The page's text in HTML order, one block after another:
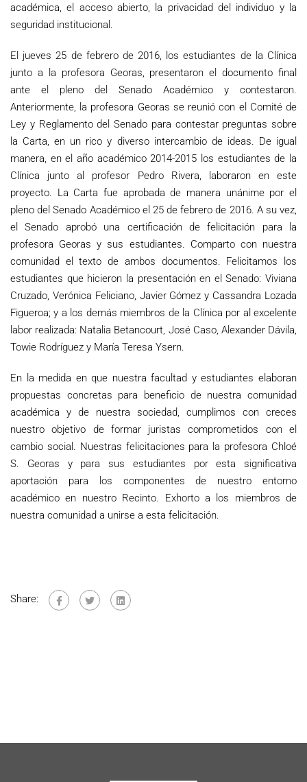
académica, el acceso abierto, la privacidad del individuo y la
seguridad institucional.
El jueves 25 de febrero de 2016, los estudiantes de la Clínica
junto a la profesora Georas, presentaron el documento final
ante el pleno del Senado Académico y contestaron.
Anteriormente, la profesora Georas se reunió con el Comité de
Ley y Reglamento del Senado para contestar preguntas sobre
la Carta, en un rico y diverso intercambio de ideas. De igual
manera, en el año académico 2014-2015 los estudiantes de la
Clínica junto al profesor Pedro Rivera, laboraron en este
proyecto. La Carta fue aprobada de manera unánime por el
pleno del Senado Académico el 25 de febrero de 2016. A su vez,
el Senado aprobó una certificación de felicitación para la
profesora Georas y sus estudiantes. Comparto con nuestra
comunidad el texto de ambos documentos. Felicitamos los
estudiantes que hicieron la presentación en el Senado: Viviana
Cruzado, Verónica Feliciano, Javier Gómez y Cassandra Lozada
Figueroa; y a los demás miembros de la Clínica por al excelente
labor realizada: Natalia Betancourt, José Caso, Alexander Dávila,
Towie Rodríguez y María Teresa Ysern.
En la medida en que nuestra facultad y estudiantes elaboran
propuestas concretas para beneficio de nuestra comunidad
académica y de nuestra sociedad, cumplimos con creces
nuestro objetivo de formar juristas comprometidos con el
cambio social. Nuestras felicitaciones para la profesora Chloé
S. Georas y para sus estudiantes por esta significativa
aportación para los componentes de nuestro entorno
académico en nuestro Recinto. Exhorto a los miembros de
nuestra comunidad a unirse a esta felicitación.
Share: